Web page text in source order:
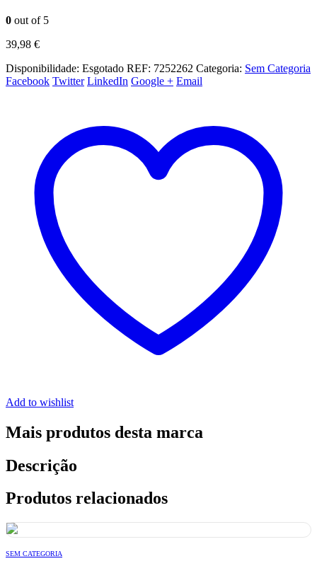
0 out of 5
39,98 €
Disponibilidade: Esgotado REF: 7252262 Categoria: Sem Categoria
Facebook Twitter LinkedIn Google + Email
Add to wishlist
Mais produtos desta marca
Descrição
Produtos relacionados
SEM CATEGORIA